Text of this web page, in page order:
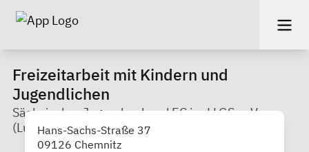
Freizeitarbeit mit Kindern und
Jugendlichen
Sächsischer Jugendverband EC im LLGS e. V.
(Lutherviertel)
Hans-Sachs-Straße 37
09126 Chemnitz